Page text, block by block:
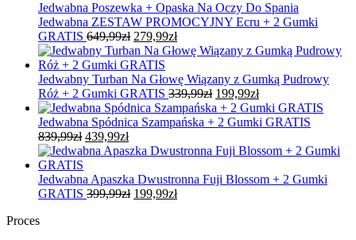
Jedwabna Poszewka + Opaska Na Oczy Do Spania
Jedwabna ZESTAW PROMOCYJNY Ecru + 2 Gumki
GRATIS 649,99zł Pierwotna
cena
wynosiła:
649,99zł.
279,99złAktualna
cena
279,99zł.
Jedwabny Turban Na Głowę Wiązany z Gumką Pudrowy
Róż + 2 Gumki GRATIS 339,99zł Pierwotna
cena
wynosiła:
199,99złAktualna
cena
wynosi:
Jedwabna Spódnica Szampańska + 2 Gumki GRATIS
839,99zł Pierwotna
cena
839,99zł.
439,99złAktualna
cena
439,99zł.
Jedwabna Apaszka Dwustronna Fuji Blossom + 2 Gumki
GRATIS 399,99zł Pierwotna
199,99złAktualna
Proces